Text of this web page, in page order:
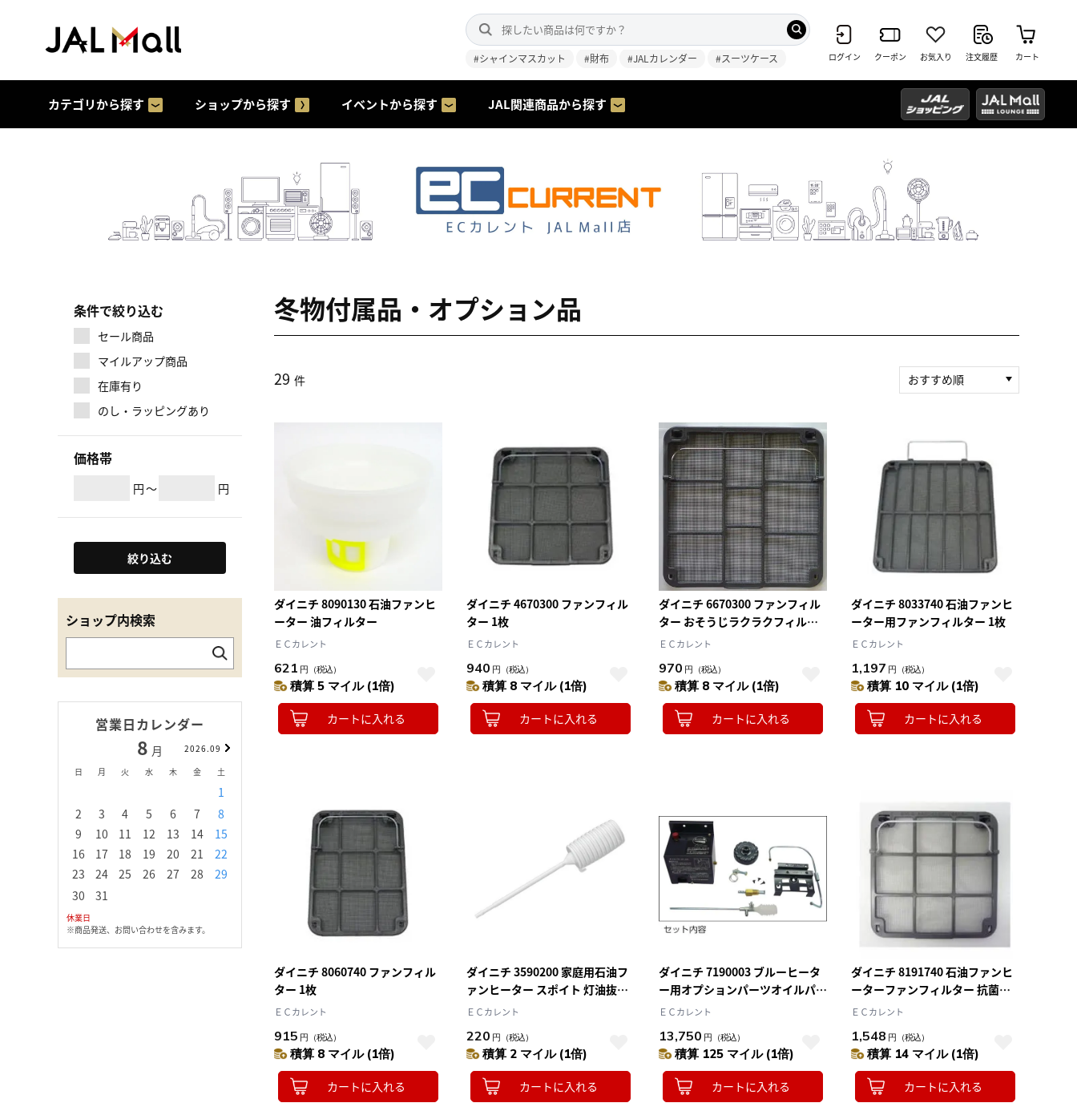
#シャインマスカット #財布 #JALカレンダー #スーツケース ログイン クーポン お気入り 注文履歴 カート
カテゴリから探す ショップから探す イベントから探す JAL関連商品から探す
マイルアップ商品
条件で絞り込む
セール商品
在庫有り
のし・ラッピングあり
価格帯
円～ 円
絞り込む
ショップ内検索
営業日カレンダー
8 月
2026.09
日
月 火 水 木 金 土
1
2
3 4 5 6 7
8
9
10 11 12 13 14
15
16
17 18 19 20 21
22
23
24 25 26 27 28
29
30
31
9 10 11
12
15
19
22 23 24 25
26
29
17
23
24
29 30 31
休業日
※商品発送、お問い合わせを含みます。
冬物付属品・オプション品
29 件
おすすめ順
レビュー件数（多い
レビュー評価（高い
ダイニチ 8090130 石油ファンヒ
ーター 油フィルター
ＥＣカレント
621 円 （税込）
積算 5 マイル (1倍)
カートに入れる
ダイニチ 4670300 ファンフィル
ター 1枚
ＥＣカレント
940 円 （税込）
積算 8 マイル (1倍)
カートに入れる
ダイニチ 6670300 ファンフィル
ター おそうじラクラクフィルタ
ー 1枚
ＥＣカレント
970 円 （税込）
積算 8 マイル (1倍)
カートに入れる
ダイニチ 8033740 石油ファンヒ
ーター用ファンフィルター 1枚
ＥＣカレント
1,197 円 （税込）
積算 10 マイル (1倍)
カートに入れる
ダイニチ 8060740 ファンフィル
ター 1枚
ＥＣカレント
915 円 （税込）
積算 8 マイル (1倍)
カートに入れる
ダイニチ 3590200 家庭用石油フ
ァンヒーター スポイト 灯油抜き
取り
ＥＣカレント
220 円 （税込）
積算 2 マイル (1倍)
カートに入れる
ダイニチ 7190003 ブルーヒータ
ー用オプションパーツオイルパス
OP-60
ＥＣカレント
13,750 円 （税込）
積算 125 マイル (1倍)
カートに入れる
ダイニチ 8191740 石油ファンヒ
ーターファンフィルター 抗菌ス
テンレスフィルター 1枚
ＥＣカレント
1,548 円 （税込）
積算 14 マイル (1倍)
カートに入れる